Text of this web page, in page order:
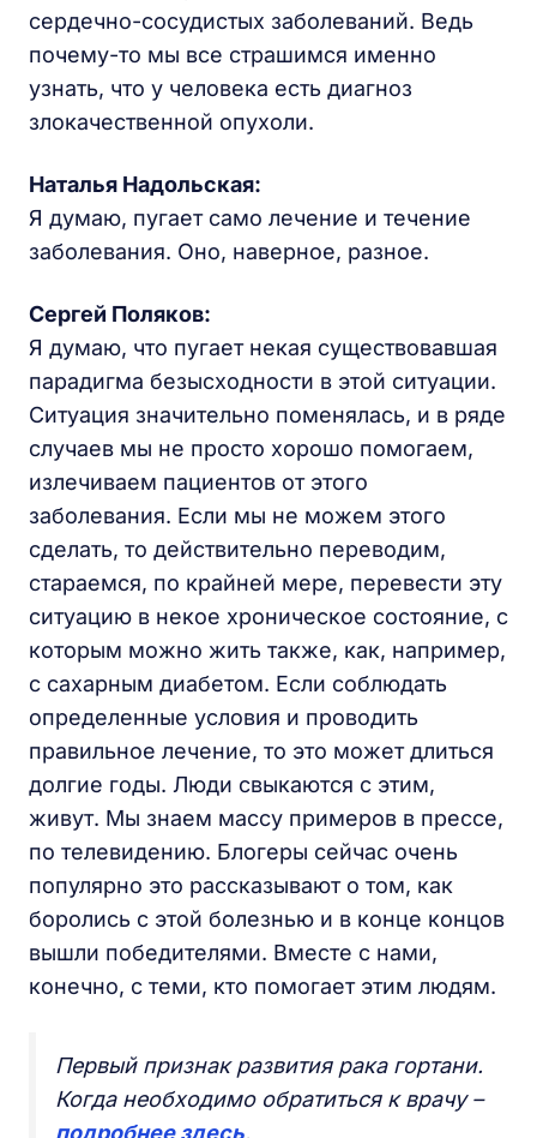
сердечно-сосудистых заболеваний. Ведь
почему-то мы все страшимся именно
узнать, что у человека есть диагноз
злокачественной опухоли.
Наталья Надольская:
Я думаю, пугает само лечение и течение
заболевания. Оно, наверное, разное.
Сергей Поляков:
Я думаю, что пугает некая существовавшая
парадигма безысходности в этой ситуации.
Ситуация значительно поменялась, и в ряде
случаев мы не просто хорошо помогаем,
излечиваем пациентов от этого
заболевания. Если мы не можем этого
сделать, то действительно переводим,
стараемся, по крайней мере, перевести эту
ситуацию в некое хроническое состояние, с
которым можно жить также, как, например,
с сахарным диабетом. Если соблюдать
определенные условия и проводить
правильное лечение, то это может длиться
долгие годы. Люди свыкаются с этим,
живут. Мы знаем массу примеров в прессе,
по телевидению. Блогеры сейчас очень
популярно это рассказывают о том, как
боролись с этой болезнью и в конце концов
вышли победителями. Вместе с нами,
конечно, с теми, кто помогает этим людям.
Первый признак развития рака гортани.
Когда необходимо обратиться к врачу –
подробнее здесь.